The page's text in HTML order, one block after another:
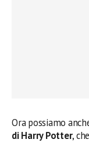
Ora possiamo
di Harry Potter,